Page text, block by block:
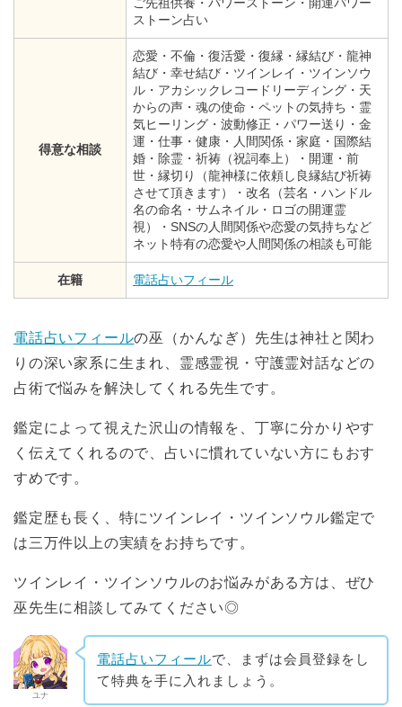
ご先祖供養・パワーストーン・開運パワー
ストーン占い
得意な相談
恋愛・不倫・復活愛・復縁・縁結び・龍神
結び・幸せ結び・ツインレイ・ツインソウ
ル・アカシックレコードリーディング・天
からの声・魂の使命・ペットの気持ち・霊
気ヒーリング・波動修正・パワー送り・金
運・仕事・健康・人間関係・家庭・国際結
婚・除霊・祈祷（祝詞奉上）・開運・前
世・縁切り（龍神様に依頼し良縁結び祈祷
させて頂きます）・改名（芸名・ハンドル
名の命名・サムネイル・ロゴの開運霊
視）・SNSの人間関係や恋愛の気持ちなど
ネット特有の恋愛や人間関係の相談も可能
在籍 電話占いフィール
電話占いフィールの巫（かんなぎ）先生は神社と関わ
りの深い家系に生まれ、霊感霊視・守護霊対話などの
占術で悩みを解決してくれる先生です。
鑑定によって視えた沢山の情報を、丁寧に分かりやす
く伝えてくれるので、占いに慣れていない方にもおす
すめです。
鑑定歴も長く、特にツインレイ・ツインソウル鑑定で
は三万件以上の実績をお持ちです。
ツインレイ・ツインソウルのお悩みがある方は、ぜひ
巫先生に相談してみてください◎
ユナ
電話占いフィールで、まずは会員登録をし
て特典を手に入れましょう。